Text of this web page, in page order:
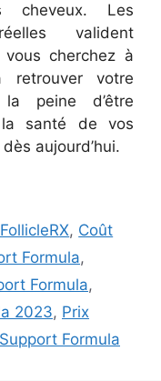
cheveux. Les
valident
cherchez à
votre
la peine d’être
la santé de vos
aujourd’hui.
, Coût
Formula,
Formula,
2023, Prix
Formula